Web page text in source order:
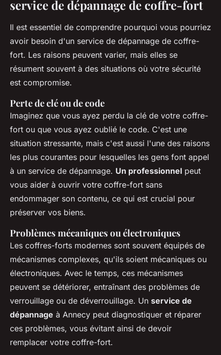
service de dépannage de coffre-fort
Il est essentiel de comprendre pourquoi vous pourriez
avoir besoin d'un service de dépannage de coffre-
fort. Les raisons peuvent varier, mais elles se
résument souvent à des situations où votre sécurité
est compromise.
Perte de clé ou de code
Imaginez que vous ayez perdu la clé de votre coffre-
fort ou que vous ayez oublié le code. C'est une
situation stressante, mais c'est aussi l'une des raisons
les plus courantes pour lesquelles les gens font appel
à un service de dépannage. Un professionnel peut
vous aider à ouvrir votre coffre-fort sans
endommager son contenu, ce qui est crucial pour
préserver vos biens.
Problèmes mécaniques ou électroniques
Les coffres-forts modernes sont souvent équipés de
mécanismes complexes, qu'ils soient mécaniques ou
électroniques. Avec le temps, ces mécanismes
peuvent se détériorer, entraînant des problèmes de
verrouillage ou de déverrouillage. Un service de
dépannage à Annecy peut diagnostiquer et réparer
ces problèmes, vous évitant ainsi de devoir
remplacer votre coffre-fort.